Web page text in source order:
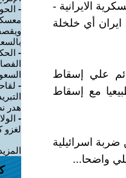
الايرانية -
أي خلخلة
علي إسقاط
مع إسقاط
اسرائيلية
واضحا...
-
-
-
هدر
-
لغزو